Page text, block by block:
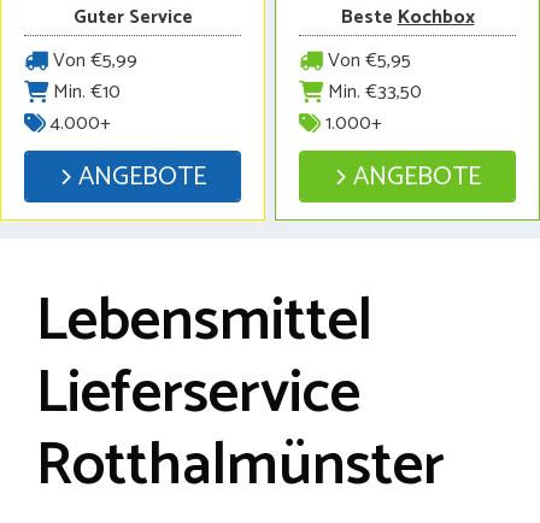
Guter Service
Von €5,99
Min. €10
4.000+
ANGEBOTE
BesteKochbox
Von €5,95
Min. €33,50
1.000+
ANGEBOTE
Lebensmittel
Lieferservice
Rotthalmünster